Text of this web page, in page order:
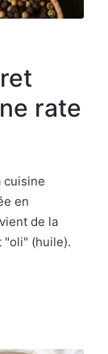
rate
cuisine
en
de la
"oli" (huile).